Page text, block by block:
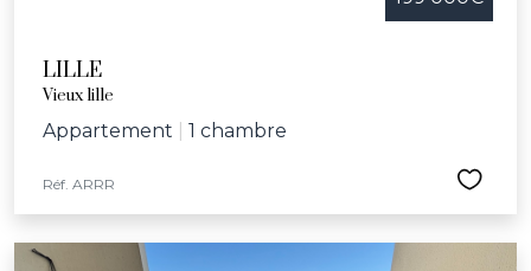
LILLE
Vieux lille
Appartement 1 chambre
Réf. ARRR